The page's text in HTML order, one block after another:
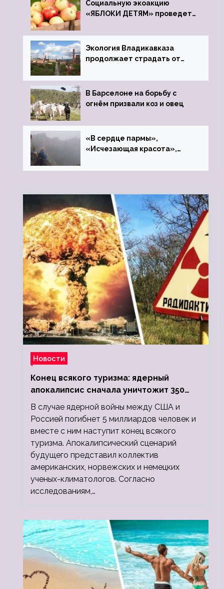
Социальную экоакцию
«ЯБЛОКИ ДЕТЯМ» проведет
Экология Владикавказа
продолжает страдать от
В Барселоне на борьбу с
огнём призвали коз и овец
«В сердце пармы»,
«Исчезающая красота»,
Новости
Конец всякого туризма: ядерный
апокалипсис сначала уничтожит 350
миллионов, а потом 5 миллиардов
людей
В случае ядерной войны между США и
Россией погибнет 5 миллиардов человек и
вместе с ним наступит конец всякого
туризма. Апокалипсический сценарий
будущего представил коллектив
американских, норвежских и немецких
ученых-климатологов. Согласно
исследованиям,…